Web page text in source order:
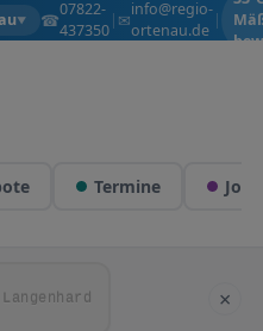
▼ ☎07822-
437350
| ✉info@regio-
ortenau.de
|
Termine Jobs
×